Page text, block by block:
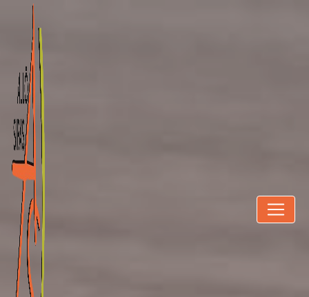
Panneau de gestion des cookies